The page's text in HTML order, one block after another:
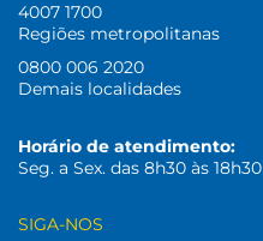
4007 1700
Regiões metropolitanas
0800 006 2020
Demais localidades
Horário de atendimento:
Seg. a Sex. das 8h30 às 18h30
SIGA-NOS